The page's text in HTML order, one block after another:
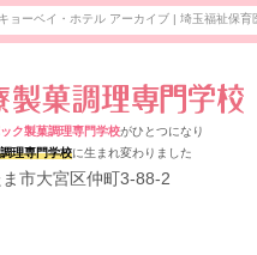
ョーベイ・ホテル アーカイブ | 埼玉福祉保
ク製菓調理専門学校がひとつになり
理専門学校に生まれ変わりました
市大宮区仲町3-88-2